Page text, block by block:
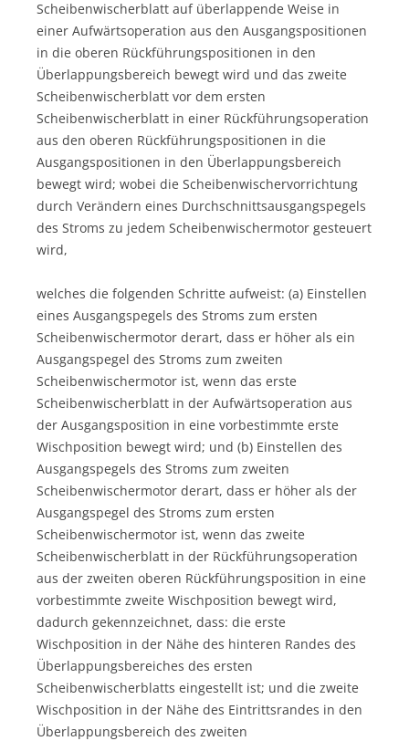
Scheibenwischerblatt auf überlappende Weise in
einer Aufwärtsoperation aus den Ausgangspositionen
in die oberen Rückführungspositionen in den
Überlappungsbereich bewegt wird und das zweite
Scheibenwischerblatt vor dem ersten
Scheibenwischerblatt in einer Rückführungsoperation
aus den oberen Rückführungspositionen in die
Ausgangspositionen in den Überlappungsbereich
bewegt wird; wobei die Scheibenwischervorrichtung
durch Verändern eines Durchschnittsausgangspegels
des Stroms zu jedem Scheibenwischermotor gesteuert
wird,
welches die folgenden Schritte aufweist: (a) Einstellen
eines Ausgangspegels des Stroms zum ersten
Scheibenwischermotor derart, dass er höher als ein
Ausgangspegel des Stroms zum zweiten
Scheibenwischermotor ist, wenn das erste
Scheibenwischerblatt in der Aufwärtsoperation aus
der Ausgangsposition in eine vorbestimmte erste
Wischposition bewegt wird; und (b) Einstellen des
Ausgangspegels des Stroms zum zweiten
Scheibenwischermotor derart, dass er höher als der
Ausgangspegel des Stroms zum ersten
Scheibenwischermotor ist, wenn das zweite
Scheibenwischerblatt in der Rückführungsoperation
aus der zweiten oberen Rückführungsposition in eine
vorbestimmte zweite Wischposition bewegt wird,
dadurch gekennzeichnet, dass: die erste
Wischposition in der Nähe des hinteren Randes des
Überlappungsbereiches des ersten
Scheibenwischerblatts eingestellt ist; und die zweite
Wischposition in der Nähe des Eintrittsrandes in den
Überlappungsbereich des zweiten